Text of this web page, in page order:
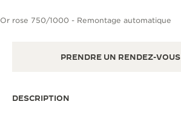
GARANTIE DES MONTRES
EXPOSITION « THE PERPETUAL
SAVOIR-FAIRE : 108 MÉTIERS
Or rose 750/1000 - Remontage automatique
PRENDRE UN RENDEZ-VOUS
DESCRIPTION